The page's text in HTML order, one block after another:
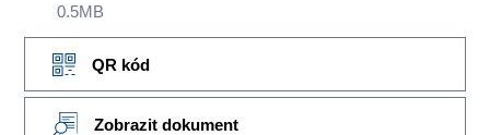
0.5MB
QR kód
Zobrazit dokument